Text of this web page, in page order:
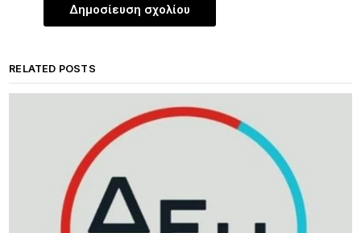
RELATED POSTS